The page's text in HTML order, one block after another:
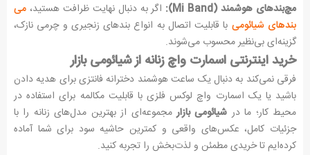
مچ‌بندهای هوشمند (Mi Band):
اگر به دنبال نهایت ظرافت هستید، می
بندهای شیائومی با قابلیت اتصال به انواع بندهای زنجیری و چرمی نازک،
گزینه‌ای بی‌نظیر محسوب می‌شوند.
خرید اینترنتی اسمارت واچ زنانه از شیائومی بازار
فرقی نمی‌کند به دنبال یک ساعت هوشمند دخترانه فانتزی برای هدیه دادن
باشید یا یک اسمارت واچ لوکس فلزی با قابلیت مکالمه برای استفاده در
محیط کار؛ ما در شیائومی بازارمجموعه‌ای از بهترین مدل‌های زنانه را با
جزئیات کامل، عکس‌های واقعی و کمترین حاشیه سود برای شما آماده
کرده‌ایم تا خریدی مطمئن و لذت‌بخش را تجربه کنید.